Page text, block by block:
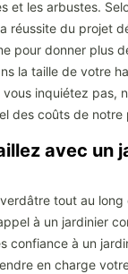
et les arbustes.
réussite du projet
pour donner plus
la taille de votre
vous inquiétez
des coûts de notre
avec un
tout au long
à un jardinier
confiance à un
en charge